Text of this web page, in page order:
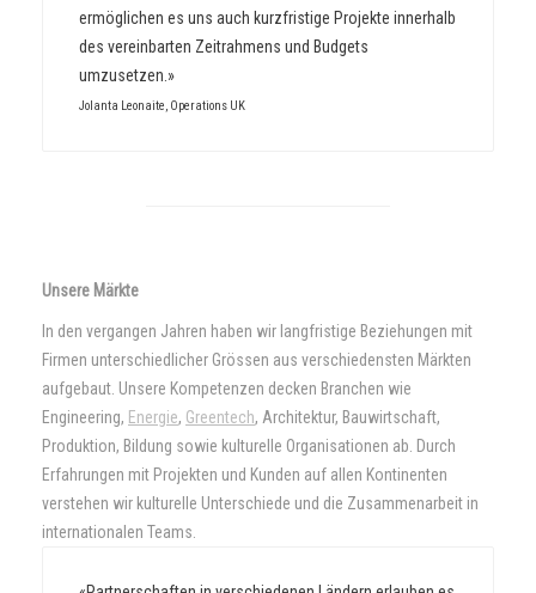
ermöglichen es uns auch kurzfristige Projekte innerhalb
des vereinbarten Zeitrahmens und Budgets
umzusetzen.»
Jolanta Leonaite, Operations UK
Unsere Märkte
In den vergangen Jahren haben wir langfristige Beziehungen mit
Firmen unterschiedlicher Grössen aus verschiedensten Märkten
aufgebaut. Unsere Kompetenzen decken Branchen wie
Engineering, Energie, Greentech, Architektur, Bauwirtschaft,
Produktion, Bildung sowie kulturelle Organisationen ab. Durch
Erfahrungen mit Projekten und Kunden auf allen Kontinenten
verstehen wir kulturelle Unterschiede und die Zusammenarbeit in
internationalen Teams.